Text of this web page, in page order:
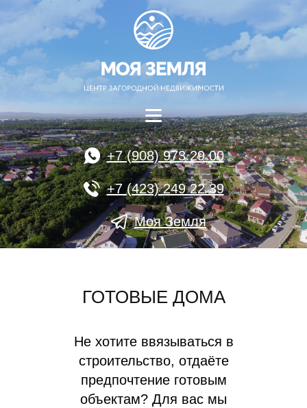
+7 (908) 973 29 00
+7 (423) 249 22 39
Моя Земля
ГОТОВЫЕ ДОМА
Не хотите ввязываться в
строительство, отдаёте
предпочтение готовым
объектам? Для вас мы